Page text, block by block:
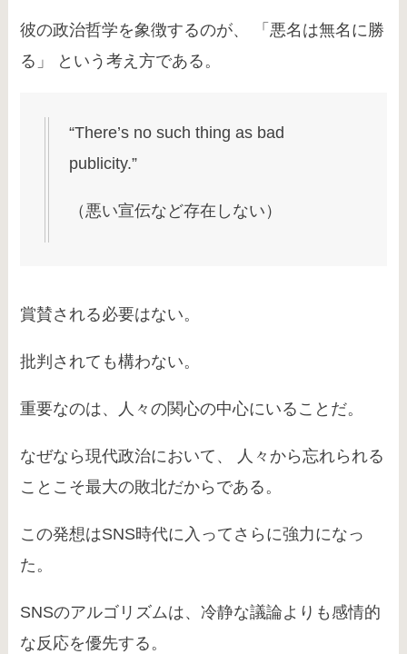
彼の政治哲学を象徴するのが、 「悪名は無名に勝
る」 という考え方である。
“There’s no such thing as bad
publicity.”
（悪い宣伝など存在しない）
賞賛される必要はない。
批判されても構わない。
重要なのは、人々の関心の中心にいることだ。
なぜなら現代政治において、 人々から忘れられる
ことこそ最大の敗北だからである。
この発想はSNS時代に入ってさらに強力になっ
た。
SNSのアルゴリズムは、冷静な議論よりも感情的
な反応を優先する。